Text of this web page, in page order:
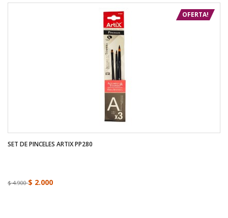
OFERTA!
SET DE PINCELES ARTIX PP280
$ 4.900$ 2.000